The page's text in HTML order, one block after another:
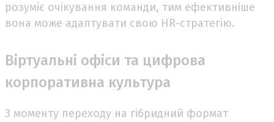
розуміє очікування команди, тим ефективніше
вона може адаптувати свою HR-стратегію.
Віртуальні офіси та цифрова
корпоративна культура
З моменту переходу на гібридний формат